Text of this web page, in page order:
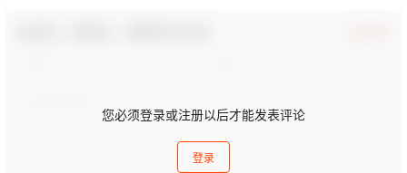
您必须登录或注册以后才能发表评论
登录